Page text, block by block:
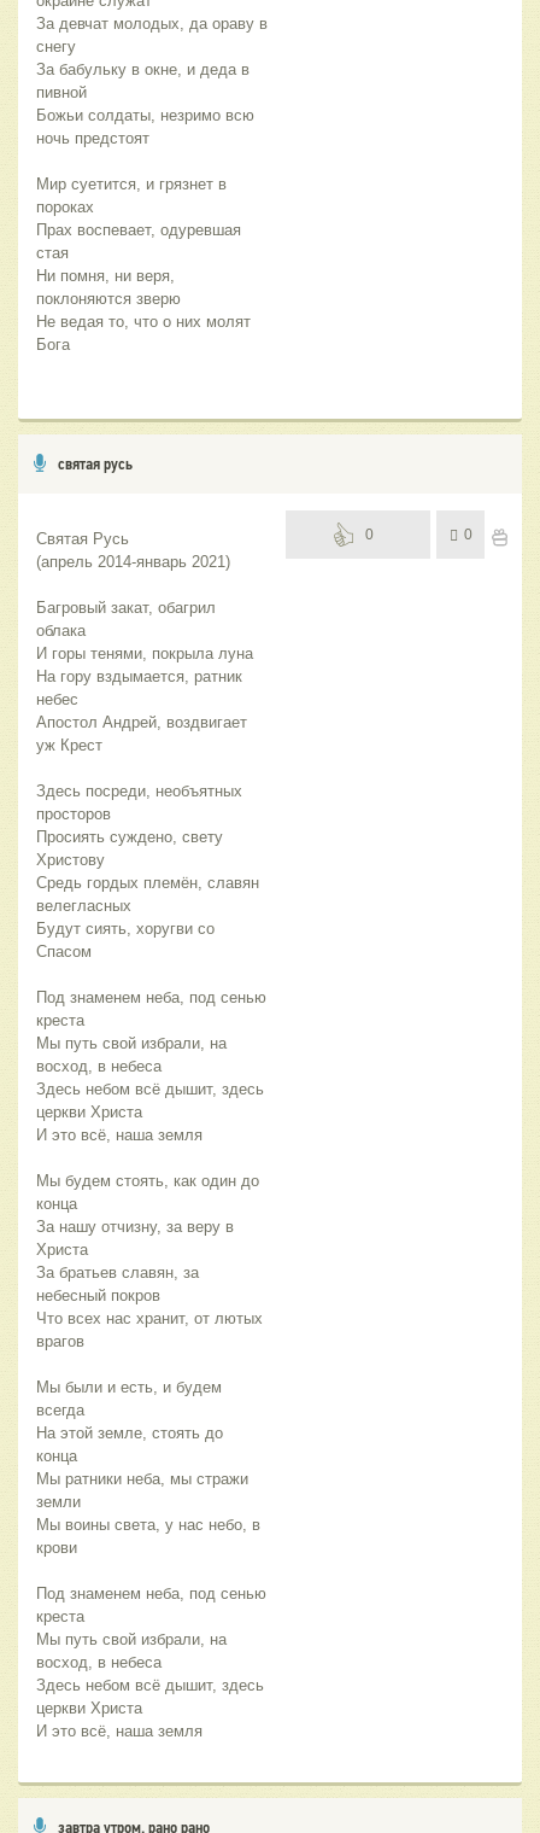
За девчат молодых, да ораву в
снегу
За бабульку в окне, и деда в
пивной
Божьи солдаты, незримо всю
ночь предстоят
Мир суетится, и грязнет в
пороках
Прах воспевает, одуревшая
стая
Ни помня, ни веря,
поклоняются зверю
Не ведая то, что о них молят
Бога
святая русь
Святая Русь
(апрель 2014-январь 2021)
Багровый закат, обагрил
облака
И горы тенями, покрыла луна
На гору вздымается, ратник
небес
Апостол Андрей, воздвигает
уж Крест
Здесь посреди, необъятных
просторов
Просиять суждено, свету
Христову
Средь гордых племён, славян
велегласных
Будут сиять, хоругви со
Спасом
Под знаменем неба, под сенью
креста
Мы путь свой избрали, на
восход, в небеса
Здесь небом всё дышит, здесь
церкви Христа
И это всё, наша земля
Мы будем стоять, как один до
конца
За нашу отчизну, за веру в
Христа
За братьев славян, за
небесный покров
Что всех нас хранит, от лютых
врагов
Мы были и есть, и будем
всегда
На этой земле, стоять до
конца
Мы ратники неба, мы стражи
земли
Мы воины света, у нас небо, в
крови
Под знаменем неба, под сенью
креста
Мы путь свой избрали, на
восход, в небеса
Здесь небом всё дышит, здесь
церкви Христа
И это всё, наша земля
0 0
завтра утром, рано рано